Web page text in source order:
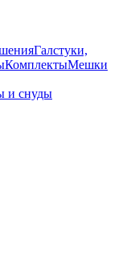
Галстуки,
КомплектыМешки
и снуды